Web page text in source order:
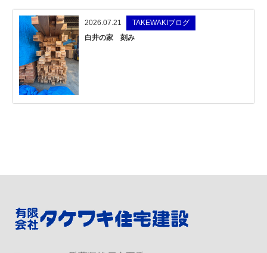
2026.07.21
TAKEWAKIブログ
白井の家 刻み